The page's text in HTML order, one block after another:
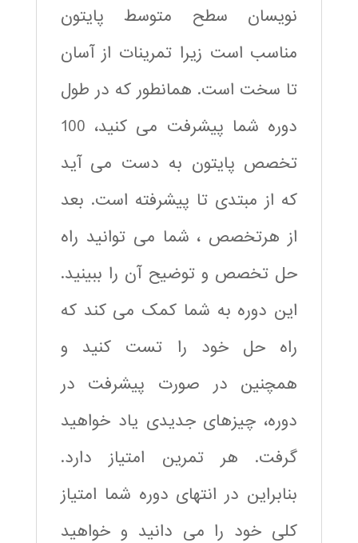
نویسان سطح متوسط پایتون
مناسب است زیرا تمرینات از آسان
تا سخت است. همانطور که در طول
دوره شما پیشرفت می کنید، 100
تخصص پایتون به دست می آید
که از مبتدی تا پیشرفته است. بعد
از هرتخصص ، شما می توانید راه
حل تخصص و توضیح آن را ببینید.
این دوره به شما کمک می کند که
راه حل خود را تست کنید و
همچنین در صورت پیشرفت در
دوره، چیزهای جدیدی یاد خواهید
گرفت. هر تمرین امتیاز دارد.
بنابراین در انتهای دوره شما امتیاز
کلی خود را می دانید و خواهید